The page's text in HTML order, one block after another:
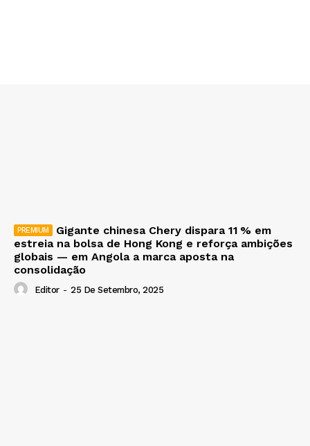
Gigante chinesa Chery dispara 11 % em
estreia na bolsa de Hong Kong e reforça ambições
globais — em Angola a marca aposta na
consolidação
Editor - 25 De Setembro, 2025